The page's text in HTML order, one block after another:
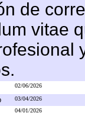
de
vitae
02/06/2026
03/04/2026
04/01/2026